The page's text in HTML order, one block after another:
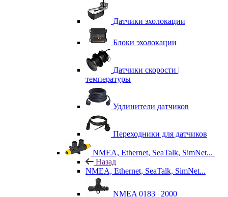
Датчики эхолокации
Блоки эхолокации
Датчики скорости |
температуры
Удлинители датчиков
Переходники для датчиков
NMEA, Ethernet, SeaTalk, SimNet...
Назад
NMEA, Ethernet, SeaTalk, SimNet...
NMEA 0183 | 2000